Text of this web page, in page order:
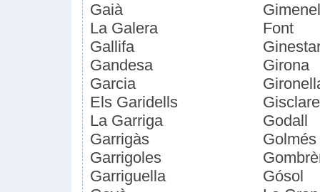
Gaià
La Galera
Gallifa
Gandesa
Garcia
Els Garidells
La Garriga
Garrigàs
Garrigoles
Garriguella
Font
Girona
Godall
Golmés
Gósol